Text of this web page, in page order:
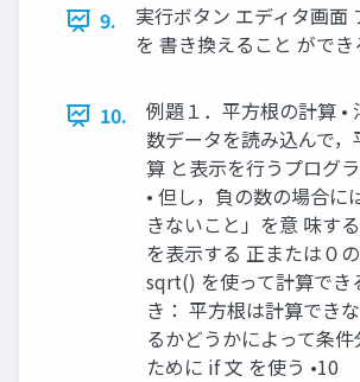
9.
実行ボタン エディタ画面
を 書き換えること ができ
10.
例題１．平方根の計算 •
数データを読み込んで
算 と表示を行うプログラ
• 但し，負の数の場合に
きないこと」を意 味す
を表示する 正または０の
sqrt() を使って計算でき
き： 平方根は計算でき
るかどうかによって条件
ために if 文 を使う •10